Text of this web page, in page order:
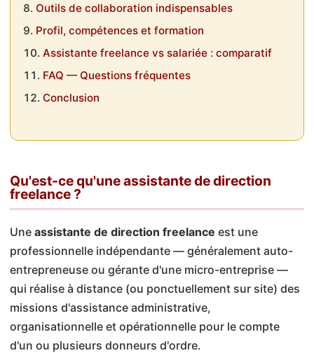
Outils de collaboration indispensables
Profil, compétences et formation
Assistante freelance vs salariée : comparatif
FAQ — Questions fréquentes
Conclusion
Qu'est-ce qu'une assistante de direction
freelance ?
Une assistante de direction freelance est une
professionnelle indépendante — généralement auto-
entrepreneuse ou gérante d'une micro-entreprise —
qui réalise à distance (ou ponctuellement sur site) des
missions d'assistance administrative,
organisationnelle et opérationnelle pour le compte
d'un ou plusieurs donneurs d'ordre.